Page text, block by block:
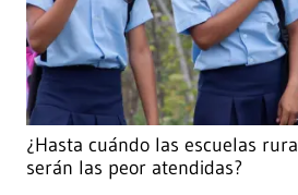
¿Hasta cuándo las escuelas
serán las peor atendidas?